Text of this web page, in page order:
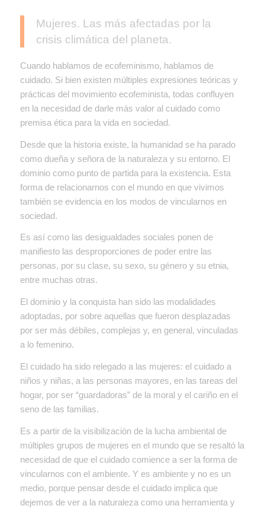
Mujeres. Las más afectadas por la
crisis climática del planeta.
Cuando hablamos de ecofeminismo, hablamos de
cuidado. Si bien existen múltiples expresiones teóricas y
prácticas del movimiento ecofeminista, todas confluyen
en la necesidad de darle más valor al cuidado como
premisa ética para la vida en sociedad.
Desde que la historia existe, la humanidad se ha parado
como dueña y señora de la naturaleza y su entorno. El
dominio como punto de partida para la existencia. Esta
forma de relacionarnos con el mundo en que vivimos
también se evidencia en los modos de vincularnos en
sociedad.
Es así como las desigualdades sociales ponen de
manifiesto las desproporciones de poder entre las
personas, por su clase, su sexo, su género y su etnia,
entre muchas otras.
El dominio y la conquista han sido las modalidades
adoptadas, por sobre aquellas que fueron desplazadas
por ser más débiles, complejas y, en general, vinculadas
a lo femenino.
El cuidado ha sido relegado a las mujeres: el cuidado a
niños y niñas, a las personas mayores, en las tareas del
hogar, por ser “guardadoras” de la moral y el cariño en el
seno de las familias.
Es a partir de la visibilización de la lucha ambiental de
múltiples grupos de mujeres en el mundo que se resaltó la
necesidad de que el cuidado comience a ser la forma de
vincularnos con el ambiente. Y es ambiente y no es un
medio, porque pensar desde el cuidado implica que
dejemos de ver a la naturaleza como una herramienta y